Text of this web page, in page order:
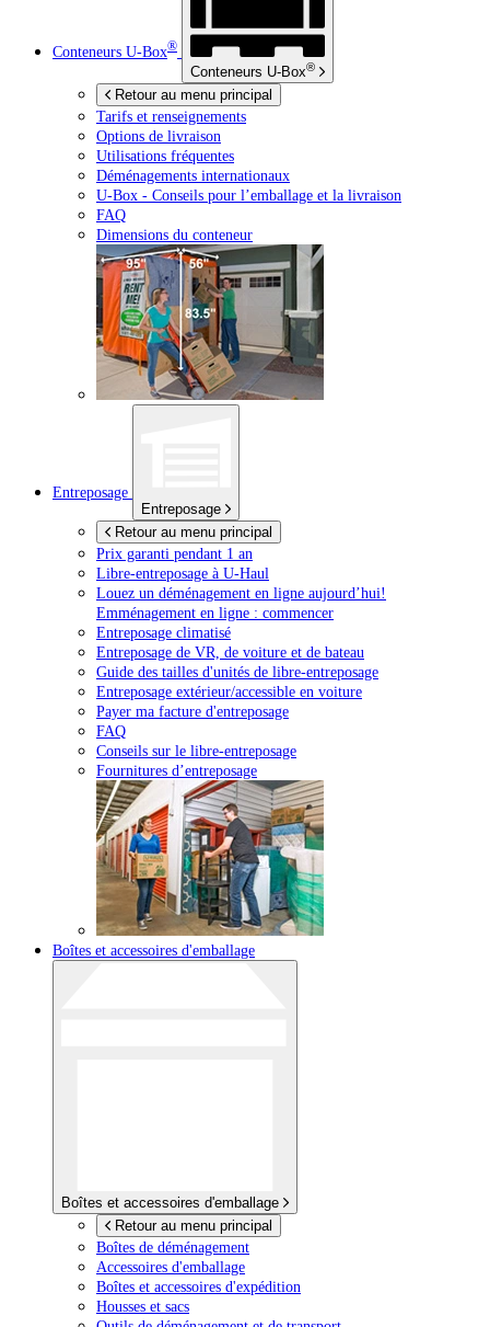
Conteneurs U-Box®
Conteneurs U-Box®
Retour au menu principal
Tarifs et renseignements
Options de livraison
Utilisations fréquentes
Déménagements internationaux
U-Box - Conseils pour l’emballage et la livraison
FAQ
Dimensions du conteneur
Entreposage
Entreposage
Retour au menu principal
Prix garanti pendant 1 an
Libre-entreposage à U-Haul
Louez un déménagement en ligne aujourd’hui!
Emménagement en ligne : commencer
Entreposage climatisé
Entreposage de VR, de voiture et de bateau
Guide des tailles d'unités de libre-entreposage
Entreposage extérieur/accessible en voiture
Payer ma facture d'entreposage
FAQ
Conseils sur le libre-entreposage
Fournitures d’entreposage
Boîtes et accessoires d'emballage
Boîtes et accessoires d'emballage
Retour au menu principal
Boîtes de déménagement
Accessoires d'emballage
Boîtes et accessoires d'expédition
Housses et sacs